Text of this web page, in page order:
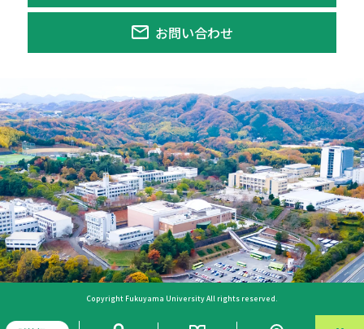
お問い合わせ
Copyright Fukuyama University All rights reserved.